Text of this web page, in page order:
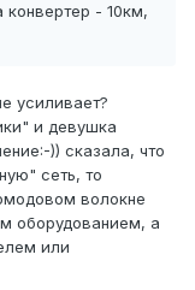
конвертер - 10км,
усиливает?
и девушка
)) сказала, что
сеть, то
волокне
оборудованием, а
или